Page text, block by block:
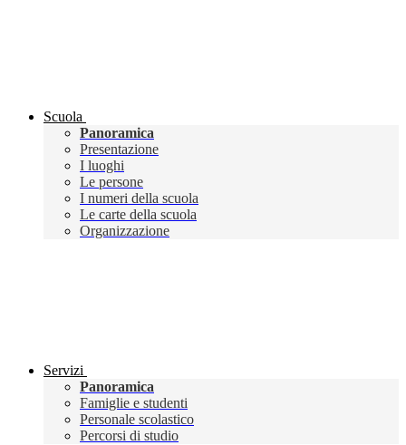
Scuola
Panoramica
Presentazione
I luoghi
Le persone
I numeri della scuola
Le carte della scuola
Organizzazione
Servizi
Panoramica
Famiglie e studenti
Personale scolastico
Percorsi di studio